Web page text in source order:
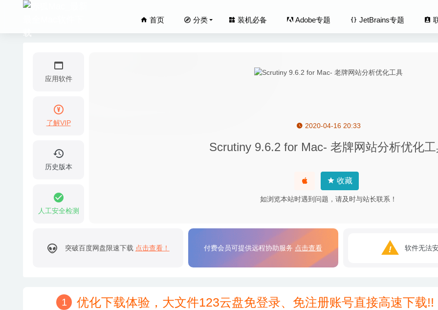
首页 分类 装机必备 Adobe专题 JetBrains专题
应用软件
了解VIP
历史版本
人工安全检测
2020-04-16 20:33
Scrutiny 9.6.2 for Mac- 老牌网站分析优化
收藏
如浏览本站时遇到问题，请及时与站长联系！
突破百度网盘限速下载 点击查看！ 付费会员可提供远程协助服务 点击查看 软件无法
优化下载体验，大文件123云盘免登录、免注册账号直接高速下
Adobe XD 57.1.12 中文版-优秀的界面设计和原型交互工具 2023-10-24
WebVideoHunter Pro 6.0.9 for Mac- 网络视频下载工具
DCommander 3.8.5 – 双面板文件管理工具 2020-05-25